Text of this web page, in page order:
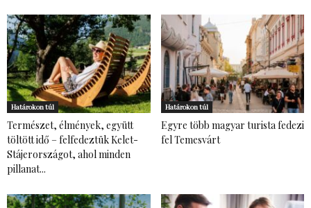
Határokon túl
Természet, élmények, együtt
töltött idő – felfedeztük Kelet-
Stájerországot, ahol minden
pillanat...
Határokon túl
Egyre több magyar turista fedezi
fel Temesvárt